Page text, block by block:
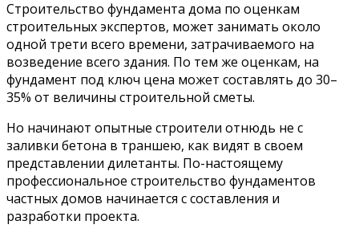
Строительство фундамента дома по оценкам
строительных экспертов, может занимать около
одной трети всего времени, затрачиваемого на
возведение всего здания. По тем же оценкам, на
фундамент под ключ цена может составлять до 30–
35% от величины строительной сметы.
Но начинают опытные строители отнюдь не с
заливки бетона в траншею, как видят в своем
представлении дилетанты. По-настоящему
профессиональное строительство фундаментов
частных домов начинается с составления и
разработки проекта.